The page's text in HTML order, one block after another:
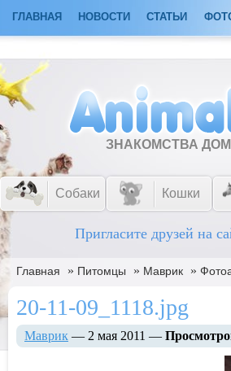
ГЛАВНАЯ НОВОСТИ СТАТЬИ
ЗНАКОМСТВА
Собаки Кошки
Пригласите друзей на
Главная » Питомцы » Маврик »
20-11-09_1118.jpg
Маврик — 2 мая 2011 —